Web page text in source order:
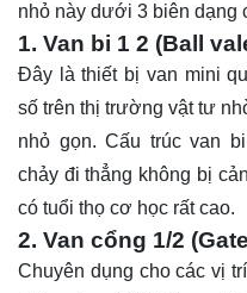
nhỏ này dưới 3 biên dạng
1. Van bi 1 2 (Ball
Đây là thiết bị van mini
số trên thị trường vật tư
nhỏ gọn. Cấu trúc van
chảy đi thẳng không bị
có tuổi thọ cơ học rất cao.
2. Van cổng 1/2
Chuyên dụng cho các vị